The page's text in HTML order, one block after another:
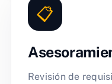
📋
Revisión de